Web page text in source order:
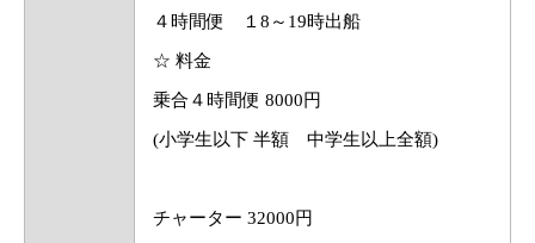
４時間便 １8～19時出船
☆ 料金
乗合４時間便 8000円
(小学生以下 半額 中学生以上全額)
チャーター 32000円